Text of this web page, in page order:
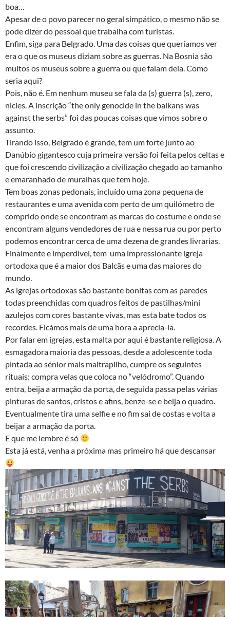
boa…
Apesar de o povo parecer no geral simpático, o mesmo não se
pode dizer do pessoal que trabalha com turistas.
Enfim, siga para Belgrado. Uma das coisas que queríamos ver
era o que os museus diziam sobre as guerras. Na Bosnia são
muitos os museus sobre a guerra ou que falam dela. Como
seria aqui?
Pois, não é. Em nenhum museu se fala da (s) guerra (s), zero,
nicles. A inscrição “the only genocide in the balkans was
against the serbs” foi das poucas coisas que vimos sobre o
assunto.
Tirando isso, Belgrado é grande, tem um forte junto ao
Danúbio gigantesco cuja primeira versão foi feita pelos celtas e
que foi crescendo civilização a civilização chegado ao tamanho
e emaranhado de muralhas que tem hoje.
Tem boas zonas pedonais, incluído uma zona pequena de
restaurantes e uma avenida com perto de um quilómetro de
comprido onde se encontram as marcas do costume e onde se
encontram alguns vendedores de rua e nessa rua ou por perto
podemos encontrar cerca de uma dezena de grandes livrarias.
Finalmente e imperdível, tem uma impressionante igreja
ortodoxa que é a maior dos Balcãs e uma das maiores do
mundo.
As igrejas ortodoxas são bastante bonitas com as paredes
todas preenchidas com quadros feitos de pastilhas/mini
azulejos com cores bastante vivas, mas esta bate todos os
recordes. Ficámos mais de uma hora a aprecia-la.
Por falar em igrejas, esta malta por aqui é bastante religiosa. A
esmagadora maioria das pessoas, desde a adolescente toda
pintada ao sénior mais maltrapilho, cumpre os seguintes
rituais: compra velas que coloca no “velódromo”. Quando
entra, beija a armação da porta, de seguida passa pelas várias
pinturas de santos, cristos e afins, benze-se e beija o quadro.
Eventualmente tira uma selfie e no fim sai de costas e volta a
beijar a armação da porta.
E que me lembre é só
Esta já está, venha a próxima mas primeiro há que descansar